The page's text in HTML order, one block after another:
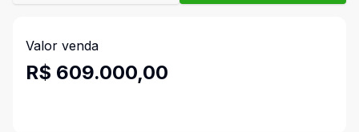
Valor venda
R$ 609.000,00